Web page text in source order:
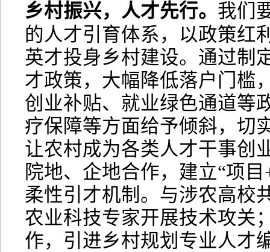
乡村振兴，人才先行。 我们
的人才引育体系，以政策红
英才投身乡村建设。通过制
才政策，大幅降低落户门槛
创业补贴、就业绿色通道等
疗保障等方面给予倾斜，切
让农村成为各类人才干事创
院地、企地合作，建立“项
柔性引才机制。与涉农高校
农业科技专家开展技术攻关
作，引进乡村规划专业人才